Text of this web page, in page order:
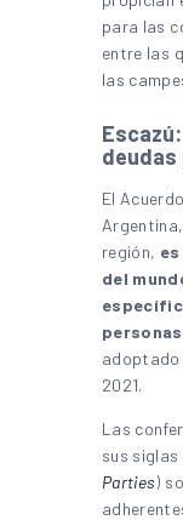
para las
entre las
las
deudas
El
región,
del
adoptado
2021.
Las
sus siglas
Parties)